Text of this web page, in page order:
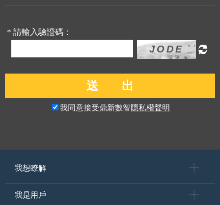
＊請輸入驗證碼：
我同意接受鼎新數智隱私權聲明
我想瞭解
我是用戶